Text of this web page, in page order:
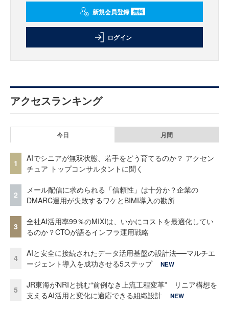
新規会員登録 無料
ログイン
アクセスランキング
今日 月間
1
AIでシニアが無双状態、若手をどう育てるのか？ アクセン
チュア トップコンサルタントに聞く
2
メール配信に求められる「信頼性」は十分か？企業の
DMARC運用が失敗するワケとBIMI導入の勘所
3
全社AI活用率99％のMIXIは、いかにコストを最適化してい
るのか？CTOが語るインフラ運用戦略
4
AIと安全に接続されたデータ活用基盤の設計法──マルチエ
ージェント導入を成功させる5ステップ
NEW
5
JR東海がNRIと挑む“前例なき上流工程変革” リニア構想を
支えるAI活用と変化に適応できる組織設計
NEW